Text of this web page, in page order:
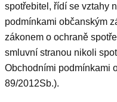
spotřebitel, řídí se vztahy
podmínkami občanským
zákonem o ochraně
smluvní stranou nikoli
Obchodními podmínkami
89/2012Sb.).